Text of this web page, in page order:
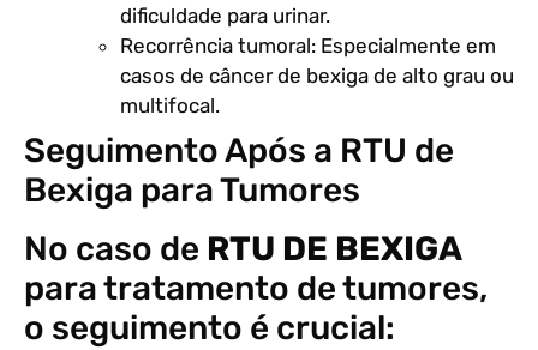
dificuldade para urinar.
Recorrência tumoral: Especialmente em
casos de câncer de bexiga de alto grau ou
multifocal.
Seguimento Após a RTU de
Bexiga para Tumores
No caso de RTU DE BEXIGA
para tratamento de tumores,
o seguimento é crucial: